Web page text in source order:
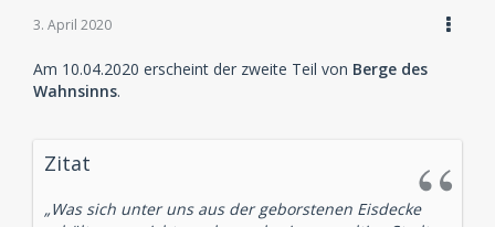
3. April 2020
Am 10.04.2020 erscheint der zweite Teil von Berge des
Wahnsinns.
Zitat
„Was sich unter uns aus der geborstenen Eisdecke